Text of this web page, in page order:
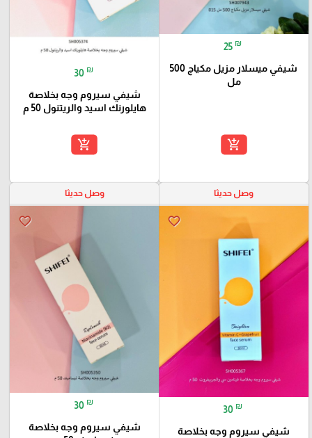
25 ₪
شيفي ميسلار مزيل مكياج 500
مل
add_shopping_cart
30 ₪
شيفي سيروم وجه بخلاصة
هايلورنك اسيد والريتنول 50 م
add_shopping_cart
وصل حديثا
favorite_border
30 ₪
شيفي سيروم وجه بخلاصة
وصل حديثا
favorite_border
30 ₪
شيفي سيروم وجه بخلاصة